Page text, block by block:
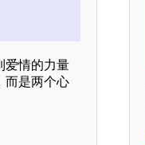
爱情的力量
而是两个心